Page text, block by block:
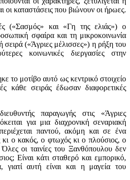
οι καταστάσεις που βιώνουν οι ήρωες.
(«Σασμός» και «Γη της ελιάς») ο
σφαίρα και τη μικροκοινωνία
σειρά («Άγριες μέλισσες») η ρήξη του
κοινωνικές διεργασίες στην
το μοτίβο αυτό ως κεντρικό στοιχείο
κάθε σειράς έδωσαν διαφορετικές
παραγωγής στις «Άγριες
για μια διαχρονική σεναριακή
παντού, ακόμη και σε ένα
ο κακός, ο φτωχός κι ο πλούσιος, ο
οι ταινίες του Ξανθόπουλου δεν
Είναι κάτι σταθερό και εμπορικό,
αυτή είναι και η μαγεία του